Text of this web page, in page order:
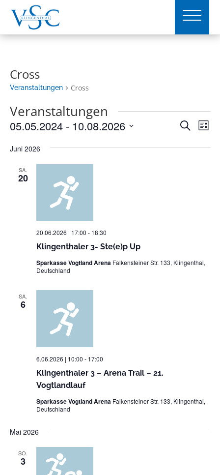
Cross
Veranstaltungen Cross
Veranstaltungen
und
SucheListe
05.05.2024 - 10.08.2026
wählen.
Juni 2026
SA.
20
Klingenthaler 3- Ste(e)p Up
20.06.2026 | 17:00 - 18:30
Sparkasse Vogtland Arena Falkensteiner Str. 133, Klingenthal,
Deutschland
SA.
6
Klingenthaler 3 – Arena Trail – 21.
Vogtlandlauf
6.06.2026 | 10:00 - 17:00
Sparkasse Vogtland Arena Falkensteiner Str. 133, Klingenthal,
Deutschland
Mai 2026
SO.
3